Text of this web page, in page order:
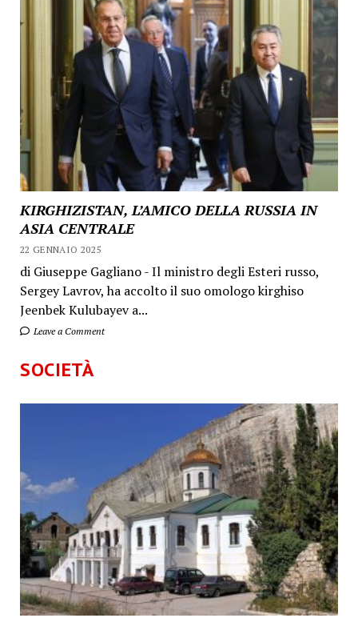
KIRGHIZISTAN, L’AMICO DELLA RUSSIA IN
ASIA CENTRALE
22 GENNAIO 2025
di Giuseppe Gagliano - Il ministro degli Esteri russo,
Sergey Lavrov, ha accolto il suo omologo kirghiso
Jeenbek Kulubayev a...
Leave a Comment
SOCIETÀ